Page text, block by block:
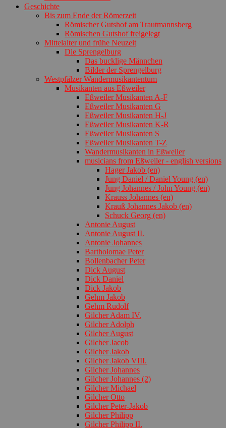
Geschichte
Bis zum Ende der Römerzeit
Römischer Gutshof am Trautmannsberg
Römischen Gutshof freigelegt
Mittelalter und frühe Neuzeit
Die Sprengelburg
Das bucklige Männchen
Bilder der Sprengelburg
Westpfälzer Wandermusikantentum
Musikanten aus Eßweiler
Eßweiler Musikanten A-F
Eßweiler Musikanten G
Eßweiler Musikanten H-J
Eßweiler Musikanten K-R
Eßweiler Musikanten S
Eßweiler Musikanten T-Z
Wandermusikanten in Eßweiler
musicians from Eßweiler - english versions
Hager Jakob (en)
Jung Daniel / Daniel Young (en)
Jung Johannes / John Young (en)
Krauss Johannes (en)
Krauß Johannes Jakob (en)
Schuck Georg (en)
Antonie August
Antonie August II.
Antonie Johannes
Bartholomae Peter
Bollenbacher Peter
Dick August
Dick Daniel
Dick Jakob
Gehm Jakob
Gehm Rudolf
Gilcher Adam IV.
Gilcher Adolph
Gilcher August
Gilcher Jacob
Gilcher Jakob
Gilcher Jakob VIII.
Gilcher Johannes
Gilcher Johannes (2)
Gilcher Michael
Gilcher Otto
Gilcher Peter-Jakob
Gilcher Philipp
Gilcher Philipp II.